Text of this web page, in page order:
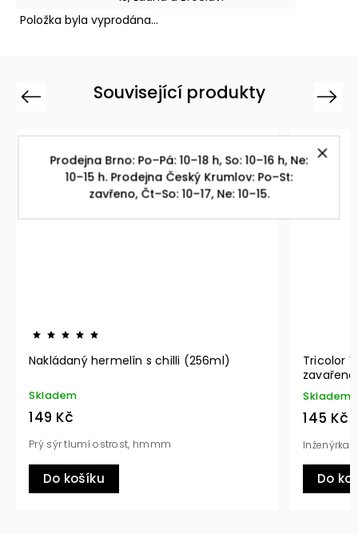
Prodejna Brno: Po–Pá: 10–18 h, So: 10–16 h, Ne:
10–15 h. Prodejna Český Krumlov: Po–St:
zavřeno, Čt–So: 10–17, Ne: 10–15.
Položka byla vyprodána…
Související produkty
Previous
(256ml)
Tricolor Variegata (212ml) celé plody
Inženýrka jedna, tříbarevná
Next